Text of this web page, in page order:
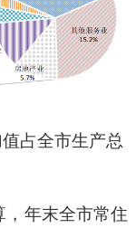
占全市生产总
年末全市常住